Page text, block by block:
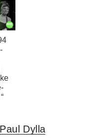
Paul Dylla